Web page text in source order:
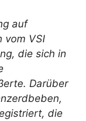
auf
vom VSI
die sich in
Darüber
die